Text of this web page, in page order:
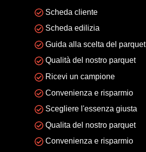
Scheda cliente
Scheda edilizia
Guida alla scelta del parquet
Qualità del nostro parquet
Ricevi un campione
Convenienza e risparmio
Scegliere l'essenza giusta
Qualita del nostro parquet
Convenienza e risparmio